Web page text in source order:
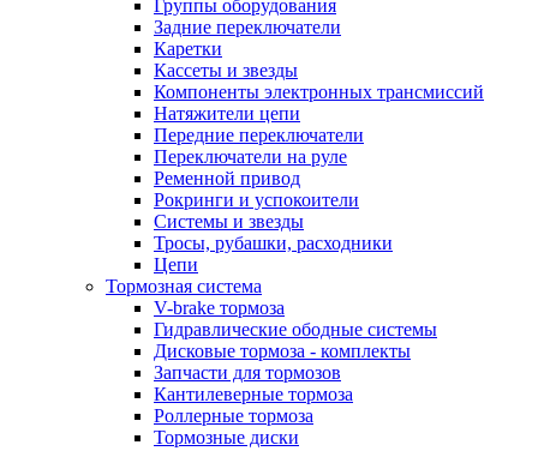
Группы оборудования
Задние переключатели
Каретки
Кассеты и звезды
Компоненты электронных трансмиссий
Натяжители цепи
Передние переключатели
Переключатели на руле
Ременной привод
Рокринги и успокоители
Системы и звезды
Тросы, рубашки, расходники
Цепи
Тормозная система
V-brake тормоза
Гидравлические ободные системы
Дисковые тормоза - комплекты
Запчасти для тормозов
Кантилеверные тормоза
Роллерные тормоза
Тормозные диски